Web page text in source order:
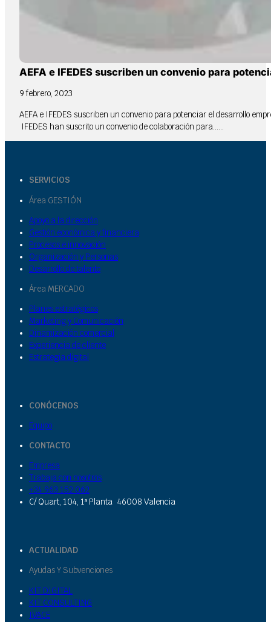
AEFA e IFEDES suscriben un convenio para
9 febrero, 2023
AEFA e IFEDES suscriben un convenio para potenciar el desarrollo
IFEDES han suscrito un convenio de colaboración para…...
SERVICIOS
Área GESTIÓN
Apoyo a la dirección
Gestión económica y financiera
Procesos e innovación
Organización y Personas
Desarrollo de talento
Área MERCADO
Planes estratégicos
Marketing y Comunicación
Dinamización comercial
Experiencia de cliente
Estrategia digital
CONÓCENOS
Equipo
CONTACTO
Empresa
Trabaja con nosotros
+34 963 152 062
C/ Quart, 104, 1ª Planta 46008 Valencia
ACTUALIDAD
Ayudas Y Subvenciones
KIT DIGITAL
KIT CONSULTING
IVACE